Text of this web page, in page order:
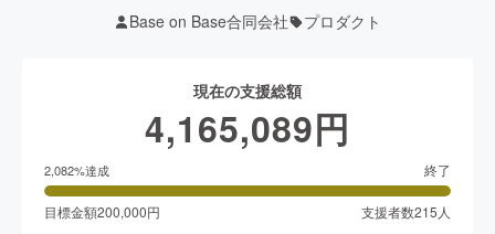
Base on Base合同会社 プロダクト
現在の支援総額
4,165,089円
2,082%達成 終了
目標金額200,000円 支援者数215 人